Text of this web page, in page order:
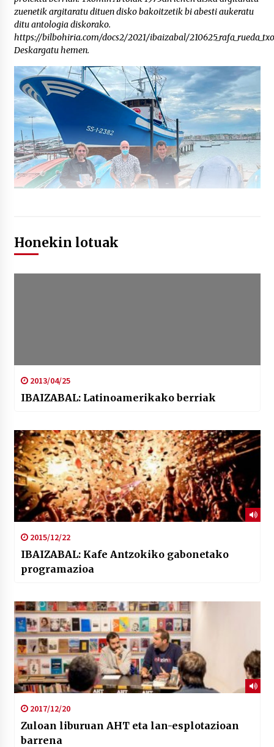
zuenetik argitaratu dituen disko bakoitzetik bi abesti aukeratu
ditu antologia diskorako.
https://bilbohiria.com/docs2/2021/ibaizabal/
Deskargatu hemen.
Honekin lotuak
2013/04/25
IBAIZABAL: Latinoamerikako berriak
2015/12/22
IBAIZABAL: Kafe Antzokiko gabonetako
programazioa
2017/12/20
Zuloan liburuan AHT eta lan-esplotazioan
barrena